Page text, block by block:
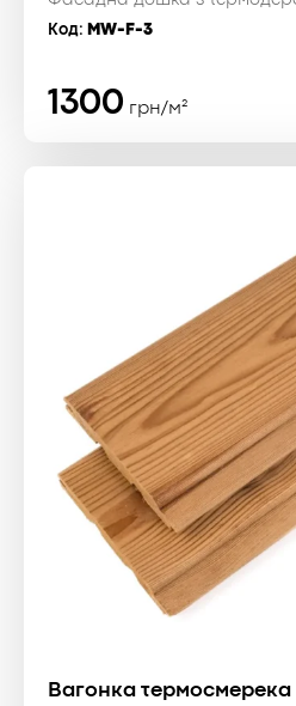
Код: MW-F-3
1300 грн/м²
Вагонка